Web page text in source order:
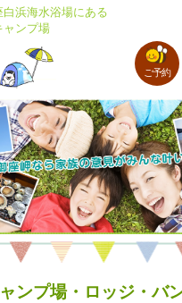
浜海水浴場にある
ャンプ場
ご予約
ンプ場・ロッジ・バ